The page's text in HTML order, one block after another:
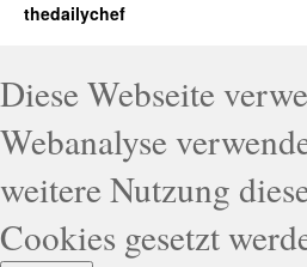
thedailychef
Diese Webseite
Webanalyse
weitere Nutzung
Cookies gesetzt